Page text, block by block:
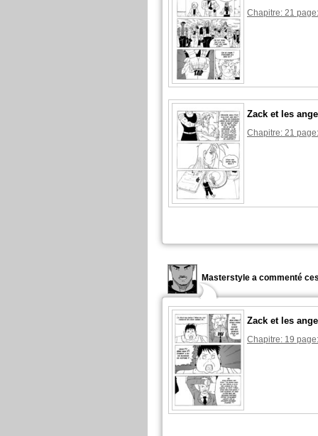
Chapitre: 21
Zack et les
Chapitre: 21
Masterstyle a commenté
Zack et les
Chapitre: 19